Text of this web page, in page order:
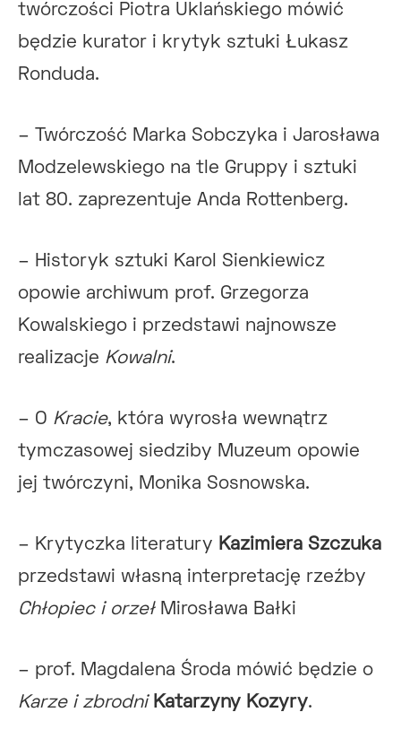
twórczości Piotra Uklańskiego mówić
będzie kurator i krytyk sztuki Łukasz
Ronduda.
– Twórczość Marka Sobczyka i Jarosława
Modzelewskiego na tle Gruppy i sztuki
lat 80. zaprezentuje Anda Rottenberg.
– Historyk sztuki Karol Sienkiewicz
opowie archiwum prof. Grzegorza
Kowalskiego i przedstawi najnowsze
realizacje Kowalni.
– O Kracie, która wyrosła wewnątrz
tymczasowej siedziby Muzeum opowie
jej twórczyni, Monika Sosnowska.
– Krytyczka literatury Kazimiera Szczuka
przedstawi własną interpretację rzeźby
Chłopiec i orzełMirosława Bałki
– prof. Magdalena Środa mówić będzie o
Karze i zbrodni Katarzyny Kozyry.